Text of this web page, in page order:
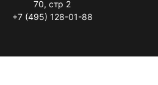
70, стр 2
+7 (495) 128-01-88